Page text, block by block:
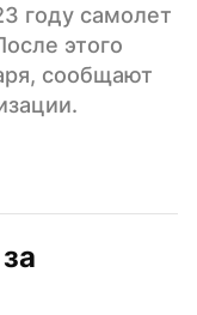
году самолет
этого
сообщают